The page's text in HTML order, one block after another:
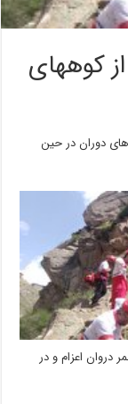
کوههای
دوران در حین
دروان اعزام و در